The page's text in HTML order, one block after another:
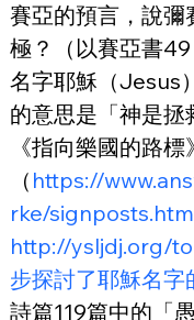
賽亞的預言，說彌
極？（以賽亞書
名字耶穌（Jesus
的意思是「神是拯
《指向樂國的路
（ https://
rke/
http://ysljdj.org/
步探討了耶穌名字
詩篇119篇中的「